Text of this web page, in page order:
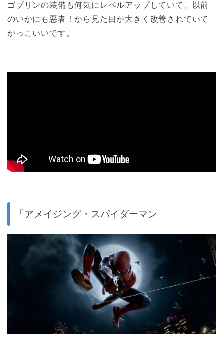
ゴブリンの装備も何気にレベルアップしていて、以前
のいかにも悪者！から見た目が大きく改善されていて
かっこいいです。
「アメイジング・スパイダーマン」